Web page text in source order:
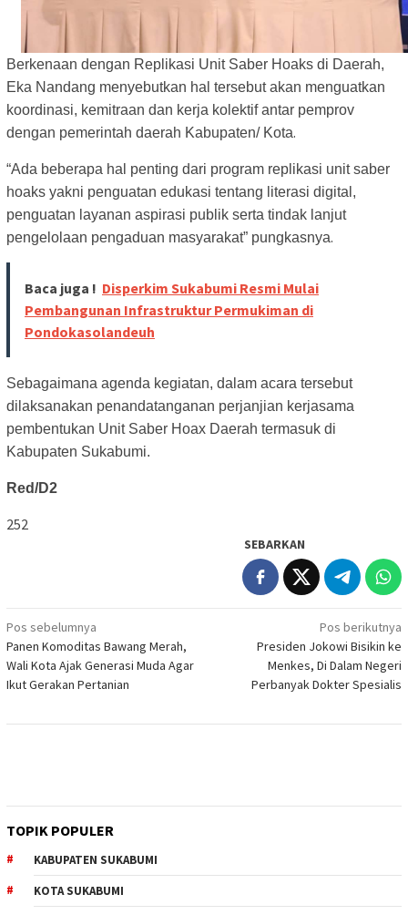
Berkenaan dengan Replikasi Unit Saber Hoaks di Daerah,
Eka Nandang menyebutkan hal tersebut akan menguatkan
koordinasi, kemitraan dan kerja kolektif antar pemprov
dengan pemerintah daerah Kabupaten/ Kota.
“Ada beberapa hal penting dari program replikasi unit saber
hoaks yakni penguatan edukasi tentang literasi digital,
penguatan layanan aspirasi publik serta tindak lanjut
pengelolaan pengaduan masyarakat” pungkasnya.
Baca juga ! Disperkim Sukabumi Resmi Mulai
Pembangunan Infrastruktur Permukiman di
Pondokasolandeuh
Sebagaimana agenda kegiatan, dalam acara tersebut
dilaksanakan penandatanganan perjanjian kerjasama
pembentukan Unit Saber Hoax Daerah termasuk di
Kabupaten Sukabumi.
Red/D2
252
SEBARKAN
Navigasi
pos
Pos sebelumnya
Panen Komoditas Bawang Merah,
Wali Kota Ajak Generasi Muda Agar
Ikut Gerakan Pertanian
Pos berikutnya
Presiden Jokowi Bisikin ke
Menkes, Di Dalam Negeri
Perbanyak Dokter Spesialis
TOPIK POPULER
KABUPATEN SUKABUMI
KOTA SUKABUMI